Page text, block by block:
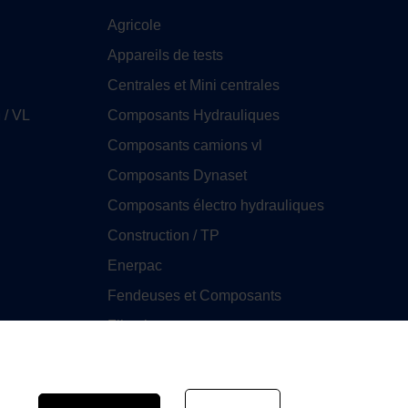
VL
Agricole
Appareils de tests
Centrales et Mini centrales
Composants Hydrauliques
Composants camions vl
Composants Dynaset
Composants électro hydrauliques
Construction / TP
Enerpac
Fendeuses et Composants
Filtration